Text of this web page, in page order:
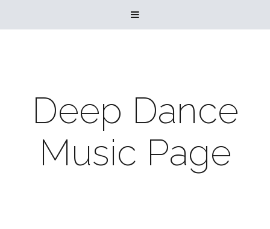

Deep Dance
Music Page